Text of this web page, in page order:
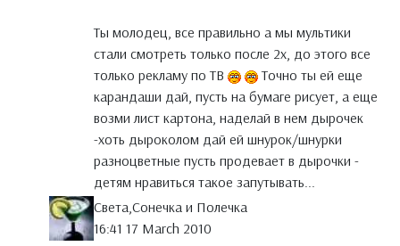
Ты молодец, все правильно а мы мультики
стали смотреть только после 2х, до этого все
только рекламу по ТВ
Точно ты ей еще
карандаши дай, пусть на бумаге рисует, а еще
возми лист картона, наделай в нем дырочек
-хоть дыроколом дай ей шнурок/шнурки
разноцветные пусть продевает в дырочки -
детям нравиться такое запутывать...
Света,Сонечка и Полечка
16:41 17 March 2010